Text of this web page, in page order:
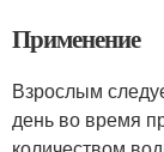
Применение
Взрослым
день во время